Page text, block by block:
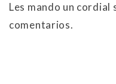
Les mando un cordial
comentarios.